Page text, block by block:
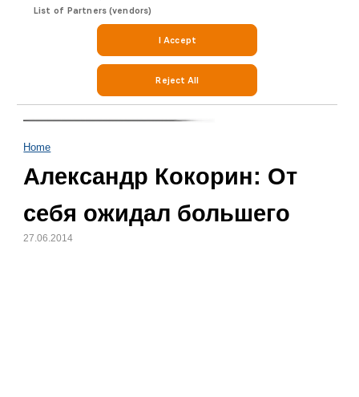
Home
Александр Кокорин: От
себя ожидал большего
27.06.2014